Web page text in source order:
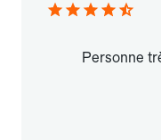
Personne